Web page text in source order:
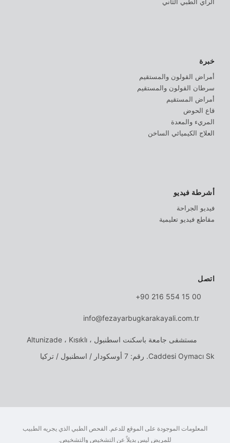
خبرة
أمراض القولون والمستقيم
سرطان القولون والمستقيم
أمراض المستقيم
قاع الحوض
المريء والمعدة
العلاج الكيميائي الساخن
أشرطة فيديو
فيديو الجراحة
مقاطع فيديو تعليمية
اتصل
00 15 554 216 90+
info@fezayarbugkarakayali.com.tr
مستشفى جامعة باسكنت اسطنبول ، Altunizade ، Kısıklı
Caddesi Oymacı Sk. رقم: 7 أوسكودار / اسطنبول / تركيا
المعلومات الموجودة على الموقع للدعم. الفحص الطبي الذي يجريه الطبيب
للمريض ليس بديلاً عن التشخيص والتشخيص.